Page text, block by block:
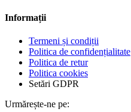
Informații
Termeni și condiții
Politica de confidențialitate
Politica de retur
Politica cookies
Setări GDPR
Urmărește-ne pe: